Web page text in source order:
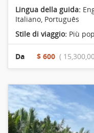
Lingua della guida:
Italiano, Português
Stile di viaggio: Più
Da $ 600 (